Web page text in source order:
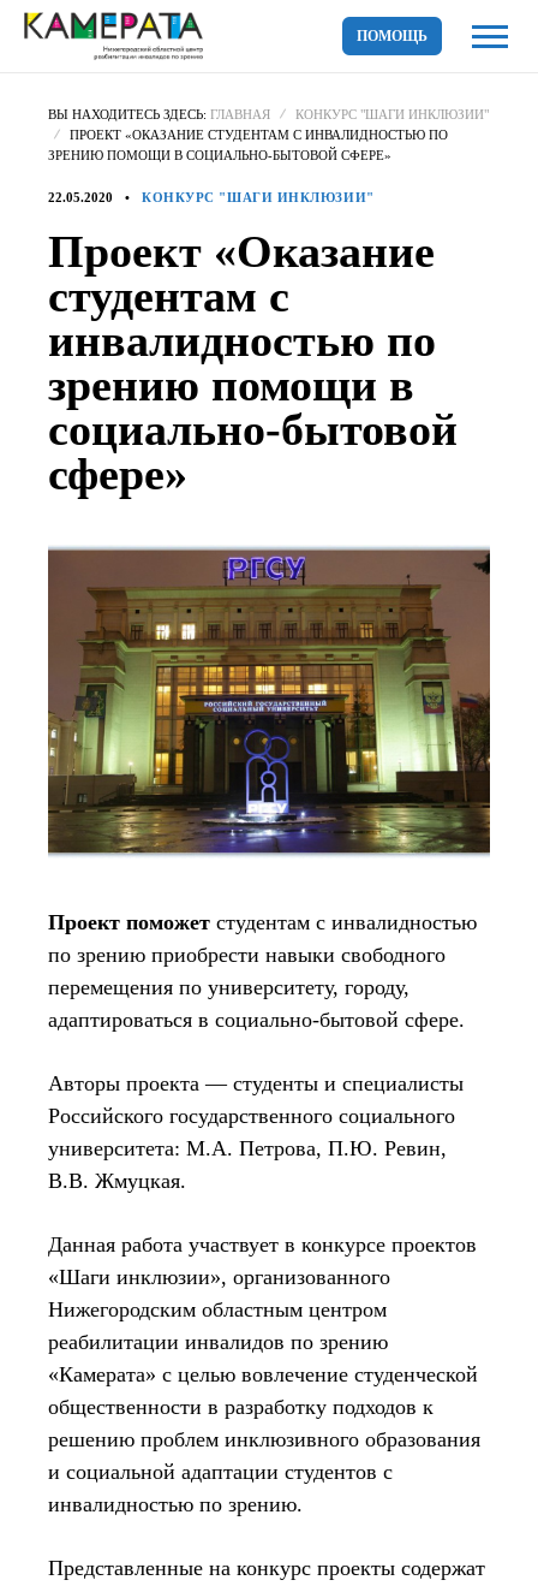
ПОМОЩЬ
ВЫ НАХОДИТЕСЬ ЗДЕСЬ: ГЛАВНАЯ
КОНКУРС "ШАГИ ИНКЛЮЗИИ"
ПРОЕКТ «ОКАЗАНИЕ СТУДЕНТАМ С ИНВАЛИДНОСТЬЮ ПО
ЗРЕНИЮ ПОМОЩИ В СОЦИАЛЬНО-БЫТОВОЙ СФЕРЕ»
22.05.2020 КОНКУРС "ШАГИ ИНКЛЮЗИИ"
Проект «Оказание
студентам с
инвалидностью по
зрению помощи в
социально-бытовой
сфере»
Проект поможет студентам с инвалидностью
по зрению приобрести навыки свободного
перемещения по университету, городу,
адаптироваться в социально-бытовой сфере.
Авторы проекта — студенты и специалисты
Российского государственного социального
университета: М.А. Петрова, П.Ю. Ревин,
В.В. Жмуцкая.
Данная работа участвует в конкурсе проектов
«Шаги инклюзии», организованного
Нижегородским областным центром
реабилитации инвалидов по зрению
«Камерата» с целью вовлечение студенческой
общественности в разработку подходов к
решению проблем инклюзивного образования
и социальной адаптации студентов с
инвалидностью по зрению.
Представленные на конкурс проекты содержат